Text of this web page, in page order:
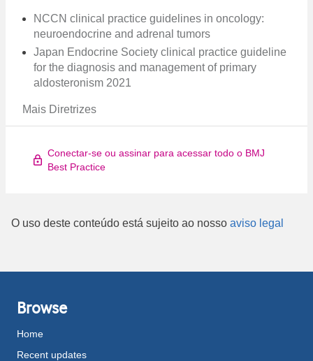
NCCN clinical practice guidelines in oncology:
neuroendocrine and adrenal tumors
Japan Endocrine Society clinical practice guideline
for the diagnosis and management of primary
aldosteronism 2021
Mais Diretrizes
Conectar-se ou assinar para acessar todo o BMJ
Best Practice
O uso deste conteúdo está sujeito ao nosso aviso legal
Browse
Home
Recent updates